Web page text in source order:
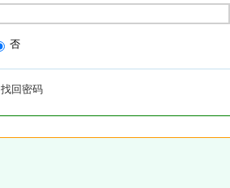
否
找回密码